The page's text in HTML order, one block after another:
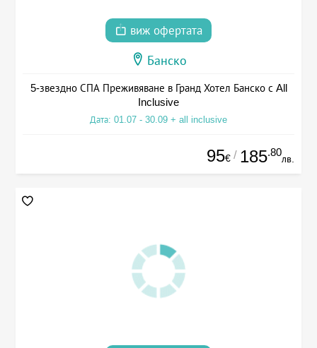
виж офертата
Банско
5-звездно СПА Преживяване в Гранд Хотел Банско с All
Inclusive
Дата: 01.07 - 30.09 + all inclusive
95€ / 185.80
лв.